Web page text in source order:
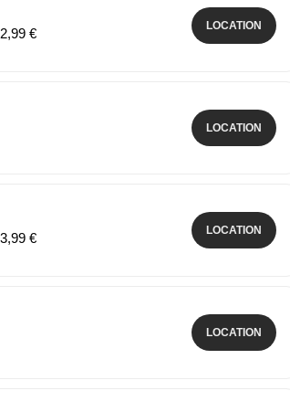
€
LOCATION
LOCATION
€
LOCATION
LOCATION